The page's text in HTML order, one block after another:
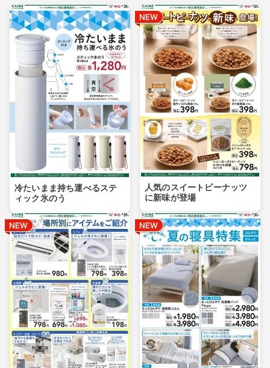
冷たいまま持ち運べるステ
ィック氷のう
人気のスイートピーナッツ
に新味が登場